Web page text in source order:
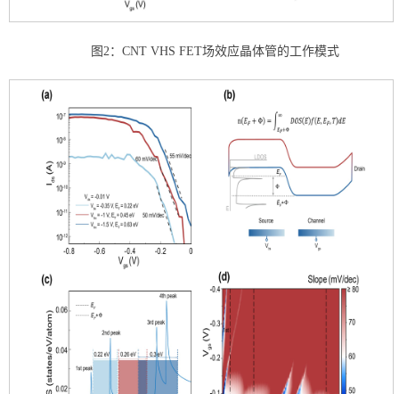
图2：CNT VHS FET场效应晶体管的工作模式